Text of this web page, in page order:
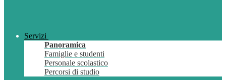
Servizi
Panoramica
Famiglie e studenti
Personale scolastico
Percorsi di studio